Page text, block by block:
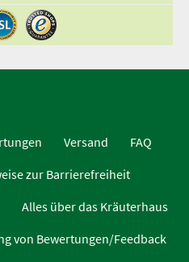
Versand
FAQ
zur Barrierefreiheit
Alles über das Kräuterhaus
von Bewertungen/Feedback